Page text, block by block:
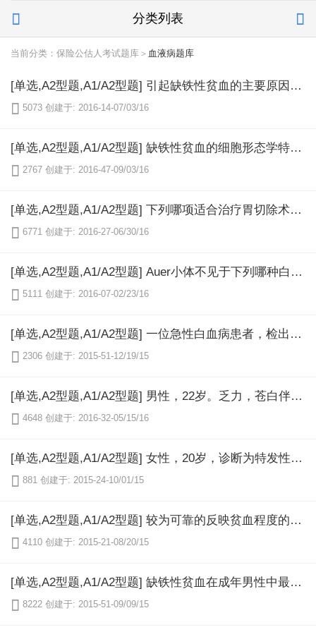
 分类列表 
当前分类：保险公估人考试题库＞ 血液病题库
[单选,A2型题,A1/A2型题] 引起缺铁性贫血的主要原因是（）
 5073 创建于: 2016-14-07/03/16
[单选,A2型题,A1/A2型题] 缺铁性贫血的细胞形态学特点是（）
 2767 创建于: 2016-47-09/03/16
[单选,A2型题,A1/A2型题] 下列哪项适合治疗胃切除术后引起的缺铁性贫血（）
 6771 创建于: 2016-27-06/30/16
[单选,A2型题,A1/A2型题] Auer小体不见于下列哪种白血病（）
 5111 创建于: 2016-07-02/23/16
[单选,A2型题,A1/A2型题] 一位急性白血病患者，检出染色体结构异常，t（8，21）（q22；q22）最可能是哪型白血病（）
 2306 创建于: 2015-51-12/19/15
[单选,A2型题,A1/A2型题] 男性，22岁。乏力，苍白伴发热10天，肝脾不肿大，Hb30g/L，WBC2.2×109/L分类正常，PLT50×109/L，网织红细胞0.003，骨髓增生活跃，原始淋巴细胞80%，最佳诊断为（）
 4648 创建于: 2016-32-05/15/16
[单选,A2型题,A1/A2型题] 女性，20岁，诊断为特发性血小板减少性紫癜，贫血貌，牙龈出血，双下肢紫癜增多，肝脾肋下未触及，血红蛋白100g/L，白细胞10×109/L，血小板20×109/L，骨髓象提示巨核细胞增多。治疗首选方法是（）
 881 创建于: 2015-24-10/01/15
[单选,A2型题,A1/A2型题] 较为可靠的反映贫血程度的检查部位是（）
 4110 创建于: 2015-21-08/20/15
[单选,A2型题,A1/A2型题] 缺铁性贫血在成年男性中最多见的原因是（）
 8222 创建于: 2015-51-09/09/15